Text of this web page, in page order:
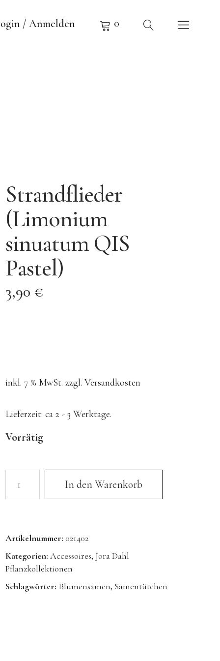
/ Anmelden 0
Strandflieder
(Limonium
sinuatum QIS
Pastel)
3,90 €
inkl. 7 % MwSt. zzgl. Versandkosten
Lieferzeit: ca 2 - 3 Werktage.
Vorrätig
In den Warenkorb
Artikelnummer: 021402
Kategorien: Accessoires, Jora Dahl
Pflanzkollektionen
Schlagwörter: Blumensamen, Samentütchen